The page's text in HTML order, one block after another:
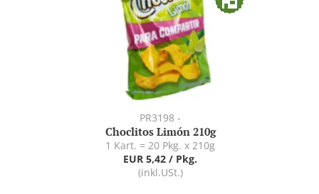
PR3198 -
Choclitos Limón 210g
1 Kart. = 20 Pkg. x 210g
EUR 5,42 / Pkg.
(inkl.USt.)